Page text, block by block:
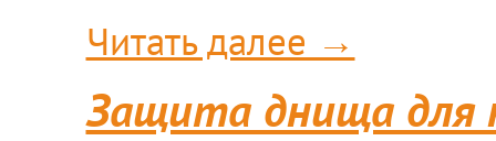
Читать далее →
Защита днища для